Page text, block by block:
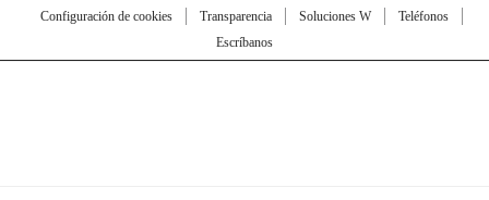
Configuración de cookies
Transparencia Soluciones W
Teléfonos
Escríbanos